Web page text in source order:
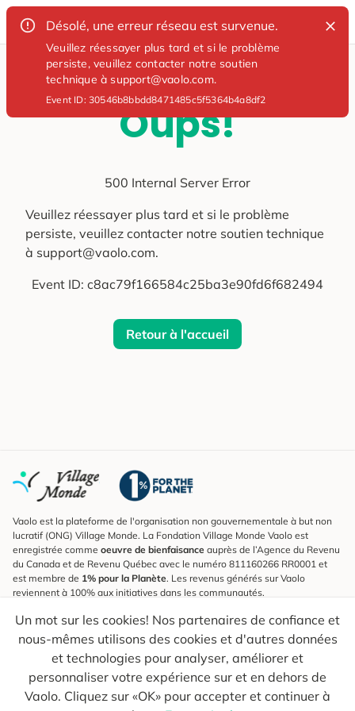
Désolé, une erreur réseau est survenue.
Veuillez réessayer plus tard et si le problème
persiste, veuillez contacter notre soutien
technique à support@vaolo.com.
Event ID:30546b8bbdd8471485c5f5364b4a8df2
Oups!
500 Internal Server Error
Veuillez réessayer plus tard et si le problème
persiste, veuillez contacter notre soutien technique
à support@vaolo.com.
Event ID: c8ac79f166584c25ba3e90fd6f682494
Retour à l'accueil
Un mot sur les cookies! Nos partenaires de confiance et
nous-mêmes utilisons des cookies et d'autres données
et technologies pour analyser, améliorer et
personnaliser votre expérience sur et en dehors de
Vaolo. Cliquez sur «OK» pour accepter et continuer à
Vaolo est la plateforme de l'organisation non gouvernementale à but non
lucratif (ONG) Village Monde. La Fondation Village Monde Vaolo est
enregistrée comme oeuvre de bienfaisance auprès de l’Agence du Revenu
du Canada et de Revenu Québec avec le numéro 811160266 RR0001 et
est membre de 1% pour la Planète. Les revenus générés sur Vaolo
reviennent à 100% aux initiatives dans les communautés.
S'inscrire à l'infolettre
Pour connaître les nouveautés, suivre nos explorateurs et recevoir des
astuces pour des voyages plus conscients.
Ton courriel Envoyer